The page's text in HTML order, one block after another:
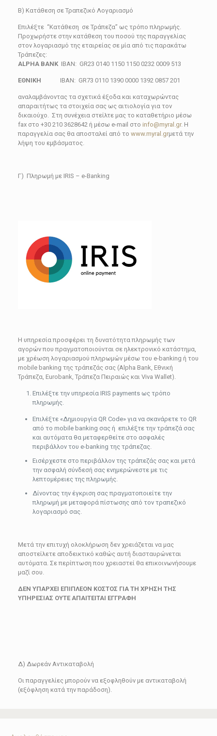
Β) Κατάθεση σε Τραπεζικό Λογαριασμό
Επιλέξτε “Κατάθεση σε Τράπεζα” ως τρόπο πληρωμής.
Προχωρήστε στην κατάθεση του ποσού της παραγγελίας
στον λογαριασμό της εταιρείας σε μία από τις παρακάτω
Τράπεζες:
ALPHA BANK ΙBAN: GR23 0140 1150 1150 0232 0009 513
EΘΝΙΚΗ IBAN: GR73 0110 1390 0000 1392 0857 201
αναλαμβάνοντας τα σχετικά έξοδα και καταχωρώντας
απαραιτήτως τα στοιχεία σας ως αιτιολογία για τον
δικαιούχο. Στη συνέχεια στείλτε μας το καταθετήριο μέσω
fax στο +30 210 3628642 ή μέσω e-mail στο info@myral.gr. Η
παραγγελία σας θα αποσταλεί από τo www.myral.grμετά την
λήψη του εμβάσματος.
Γ) Πληρωμή με IRIS – e-Banking
Η υπηρεσία προσφέρει τη δυνατότητα πληρωμής των
αγορών που πραγματοποιούνται σε ηλεκτρονικό κατάστημα,
με χρέωση λογαριασμού πληρωμών μέσω του e-banking ή του
mobile banking της τράπεζάς σας (Alpha Bank, Εθνική
Τράπεζα, Eurobank, Τράπεζα Πειραιώς και Viva Wallet).
Επιλέξτε την υπηρεσία IRIS payments ως τρόπο
πληρωμής.
Επιλέξτε «Δημιουργία QR Code» για να σκανάρετε το QR
από το mobile banking σας ή επιλέξτε την τράπεζά σας
και αυτόματα θα μεταφερθείτε στο ασφαλές
περιβάλλον του e-banking της τράπεζας.
Εισέρχεστε στο περιβάλλον της τράπεζάς σας και μετά
την ασφαλή σύνδεσή σας ενημερώνεστε με τις
λεπτομέρειες της πληρωμής.
Δίνοντας την έγκριση σας πραγματοποιείτε την
πληρωμή με μεταφορά πίστωσης από τον τραπεζικό
λογαριασμό σας.
Μετά την επιτυχή ολοκλήρωση δεν χρειάζεται να μας
αποστείλετε αποδεικτικό καθώς αυτή διασταυρώνεται
αυτόματα. Σε περίπτωση που χρειαστεί θα επικοινωνήσουμε
μαζί σου.
ΔΕΝ ΥΠΑΡΧΕΙ ΕΠΙΠΛΕΟΝ ΚΟΣΤΟΣ ΓΙΑ ΤΗ ΧΡΗΣΗ ΤΗΣ
ΥΠΗΡΕΣΙΑΣ ΟΥΤΕ ΑΠΑΙΤΕΙΤΑΙ ΕΓΓΡΑΦΗ
Δ) Δωρεάν Αντικαταβολή
Οι παραγγελίες μπορούν να εξοφληθούν με αντικαταβολή
(εξόφληση κατά την παράδοση).